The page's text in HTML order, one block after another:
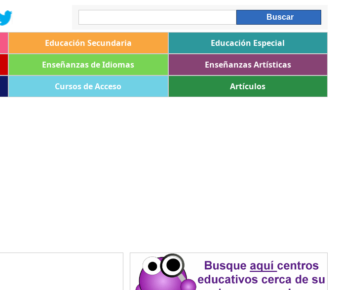
Educación Secundaria
Educación Especial
Enseñanzas de Idiomas
Enseñanzas Artísticas
Cursos de Acceso Artículos